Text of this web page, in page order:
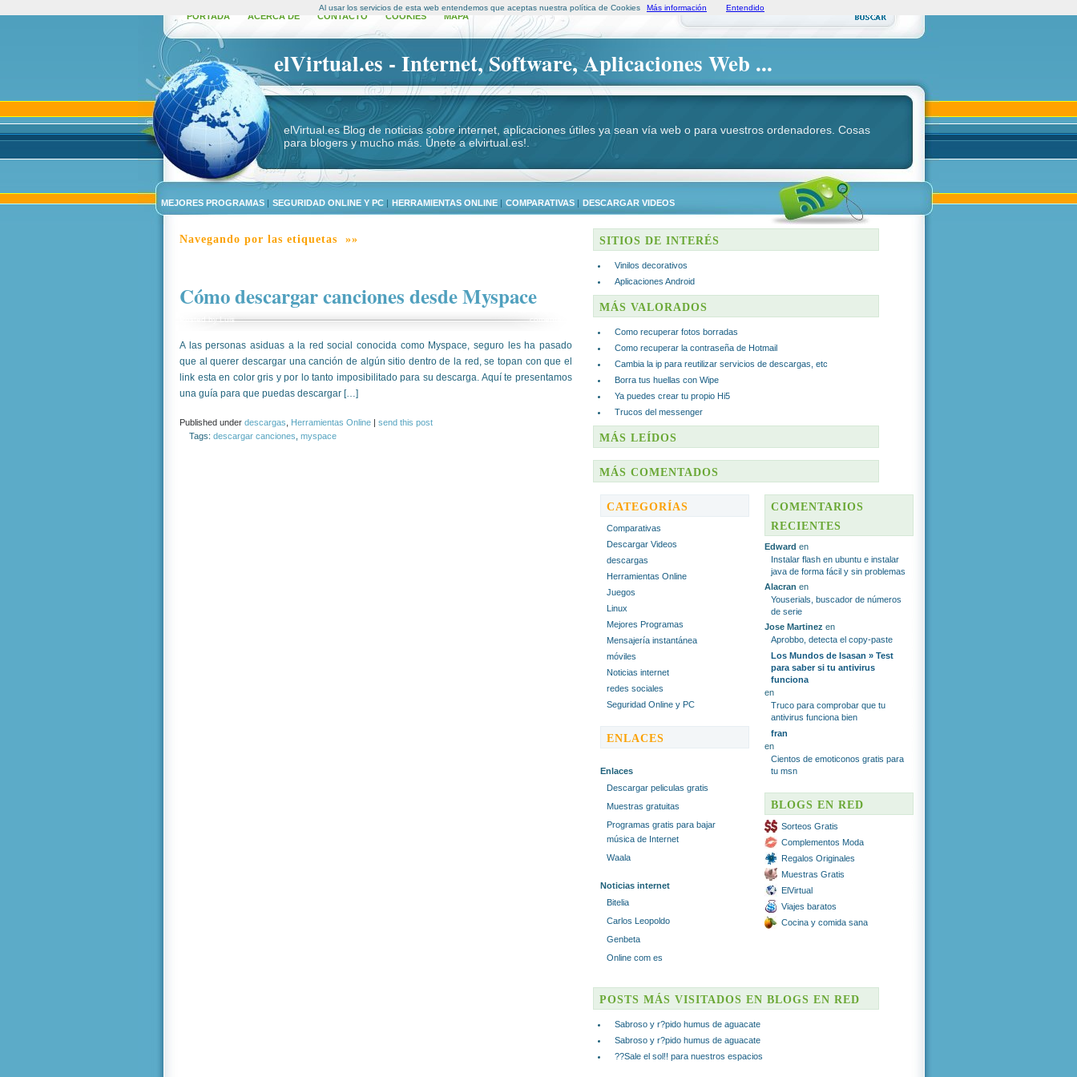
PORTADA ACERCA DE CONTACTO COOKIES MAPA
elVirtual.es - Internet, Software, Aplicaciones Web ...
elVirtual.es Blog de noticias sobre internet, aplicaciones útiles ya sean vía web o para vuestros ordenadores. Cosas
para blogers y mucho más. Únete a elvirtual.es!.
MEJORES PROGRAMAS | SEGURIDAD ONLINE Y PC | HERRAMIENTAS ONLINE | COMPARATIVAS | DESCARGAR VIDEOS
Navegando por las etiquetas »»
Cómo descargar canciones desde Myspace
comentar
Posted byLuis
A las personas asiduas a la red social conocida como Myspace, seguro les ha pasado
que al querer descargar una canción de algún sitio dentro de la red, se topan con que el
link esta en color gris y por lo tanto imposibilitado para su descarga. Aquí te presentamos
una guía para que puedas descargar […]
Published under descargas Herramientas Online | send this post
Tags: descargar canciones myspace
SITIOS DE INTERÉS
Vinilos decorativos
Aplicaciones Android
MÁS VALORADOS
Como recuperar fotos borradas
Como recuperar la contraseña de Hotmail
Cambia la ip para reutilizar servicios de descargas, etc
Borra tus huellas con Wipe
Ya puedes crear tu propio Hi5
Trucos del messenger
MÁS LEÍDOS
MÁS COMENTADOS
CATEGORÍAS
Comparativas
Descargar Videos
descargas
Herramientas Online
Juegos
Linux
Mejores Programas
Mensajería instantánea
móviles
Noticias internet
redes sociales
Seguridad Online y PC
ENLACES
Enlaces
Descargar peliculas gratis
Muestras gratuitas
Programas gratis para bajar
música de Internet
Waala
Noticias internet
Bitelia
Carlos Leopoldo
Genbeta
Online com es
COMENTARIOS
RECIENTES
Edward en
Instalar flash en ubuntu e instalar
java de forma fácil y sin problemas
Alacran en
Youserials, buscador de números
de serie
Jose Martinez en
Aprobbo, detecta el copy-paste
Los Mundos de Isasan » Test
para saber si tu antivirus
funciona
en
Truco para comprobar que tu
antivirus funciona bien
fran
en
Cientos de emoticonos gratis para
tu msn
BLOGS EN RED
Sorteos Gratis
Complementos Moda
Regalos Originales
Muestras Gratis
ElVirtual
Viajes baratos
Cocina y comida sana
POSTS MÁS VISITADOS EN BLOGS EN RED
Sabroso y r?pido humus de aguacate
Sabroso y r?pido humus de aguacate
??Sale el sol!! para nuestros espacios
Al usar los servicios de esta web entendemos que aceptas nuestra política de Cookies Más información Entendido